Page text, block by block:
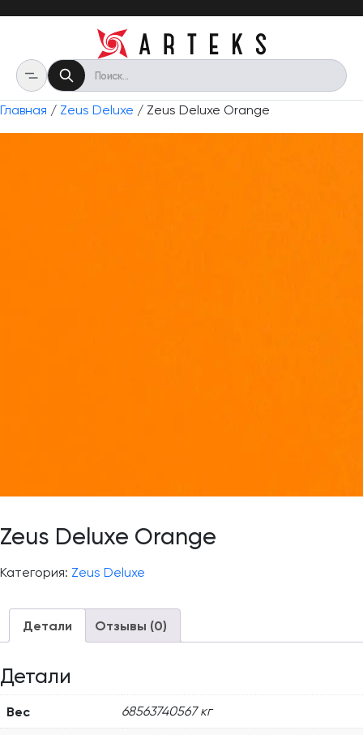
Главная / Zeus Deluxe / Zeus Deluxe Orange
Zeus Deluxe Orange
Категория: Zeus Deluxe
Детали Отзывы (0)
Детали
Вес 68563740567 кг